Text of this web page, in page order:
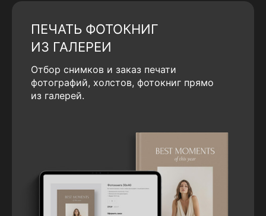
ПЕЧАТЬ ФОТОКНИГ
ИЗ ГАЛЕРЕИ
Отбор снимков и заказ печати
фотографий, холстов, фотокниг прямо
из галерей.